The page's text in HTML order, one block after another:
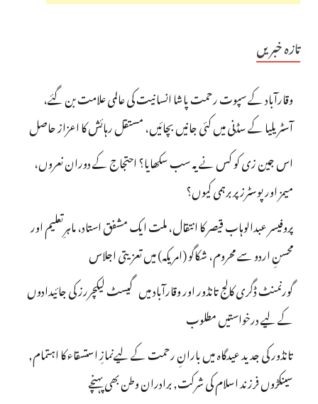
تازہ خبریں
وقارآباد کے سپوت رحمت پاشا انسانیت کی عالمی علامت بن گئے،
آسٹریلیا کے سڈنی میں کئی جانیں بچائیں، مستقل رہائش کا اعزاز حاصل
اس جین زی کو کس نے یہ سب سکھایا؟ احتجاج کے دوران نعروں،
میمز اور پوسٹرز پر برہمی کیوں؟
پروفیسر عبدالوہاب قیصر کا انتقال، ملت ایک مشفق استاد، ماہرِتعلیم اور
محسنِ اردو سے محروم، شکاگو (امریکہ) میں تعزیتی اجلاس
گورنمنٹ ڈگری کالج تانڈور اور وقارآباد میں گیسٹ لیکچررز کی جائیدادوں
کے لیے درخواستیں مطلوب
تانڈور کی جدید عیدگاہ میں بارانِ رحمت کے لیےنمازِ استسقاء کا اہتمام,
سینکڑوں فرزند اسلام کی شرکت, برادران وطن بھی پہنچے